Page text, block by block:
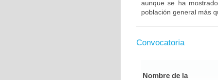
aunque se ha
población general más
Convocatoria
Nombre de la